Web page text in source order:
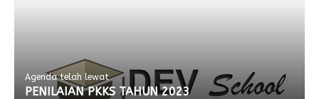
Agenda telah lewat
PENILAIAN PKKS TAHUN 2023